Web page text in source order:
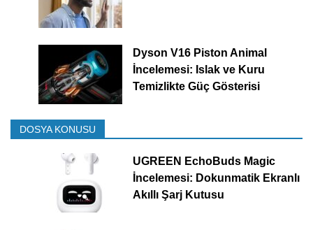
Dyson V16 Piston Animal
İncelemesi: Islak ve Kuru
Temizlikte Güç Gösterisi
DOSYA KONUSU
UGREEN EchoBuds Magic
İncelemesi: Dokunmatik Ekranlı
Akıllı Şarj Kutusu